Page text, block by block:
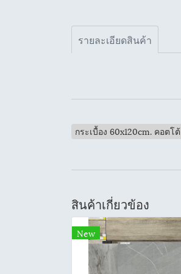
รายละเอียดสินค้า
กระเบื้อง 60x120cm. คอตโต้
สินค้าเกี่ยวข้อง
New